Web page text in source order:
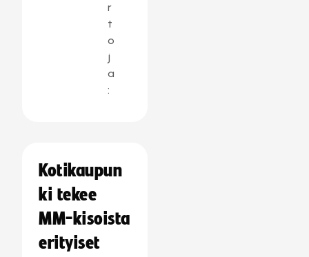
r
t
o
j
a
:
Kotikaupun
ki tekee
MM-kisoista
erityiset